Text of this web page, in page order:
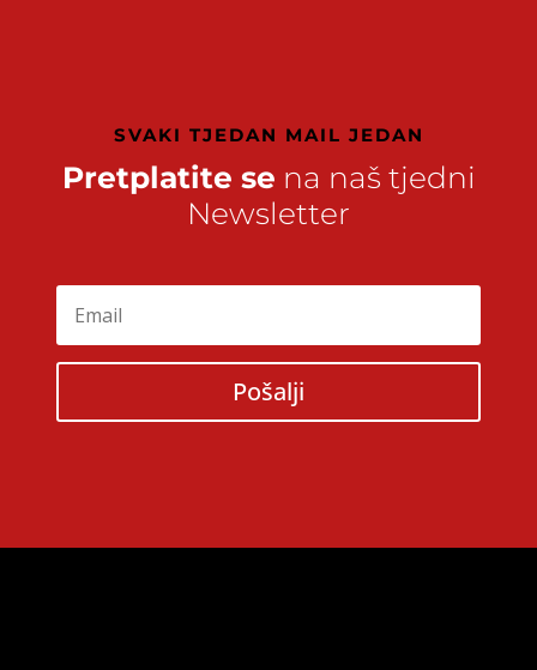
SVAKI TJEDAN MAIL JEDAN
Pretplatite se na naš tjedni
Newsletter
Pošalji